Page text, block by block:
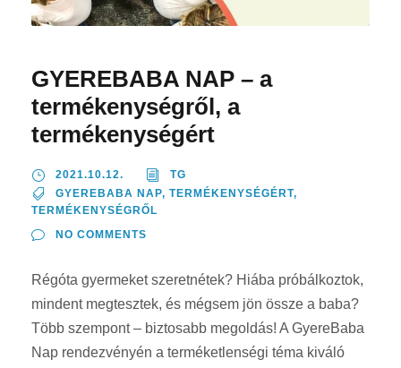
GYEREBABA NAP – a
termékenységről, a
termékenységért
2021.10.12.
TG
GYEREBABA NAP, TERMÉKENYSÉGÉRT,
TERMÉKENYSÉGRŐL
NO COMMENTS
Régóta gyermeket szeretnétek? Hiába próbálkoztok,
mindent megtesztek, és mégsem jön össze a baba?
Több szempont – biztosabb megoldás! A GyereBaba
Nap rendezvényén a terméketlenségi téma kiváló